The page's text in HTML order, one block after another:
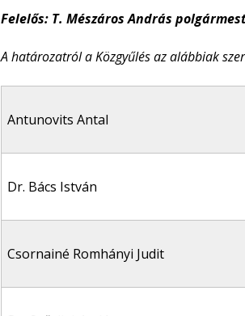
Felelős: T. Mészáros András
A határozatról a Közgyűlés az alábbiak
Antunovits Antal
Dr. Bács István
Csornainé Romhányi Judit